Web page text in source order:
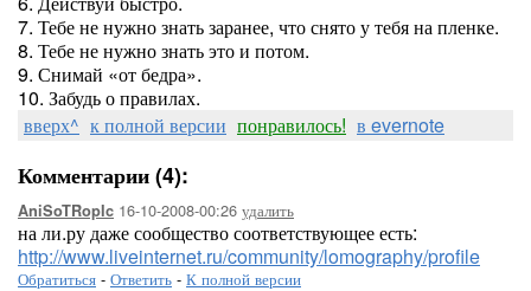
7. Тебе не нужно знать заранее, что снято у тебя на пленке.
8. Тебе не нужно знать это и потом.
9. Снимай «от бедра».
10. Забудь о правилах.
вверх^ к полной версии понравилось! в evernote
Комментарии (4):
AniSoTRopIc 16-10-2008-00:26 удалить
на ли.ру даже сообщество соответствующее есть:
http://www.liveinternet.ru/community/lomography/profile
Обратиться - Ответить - К полной версии